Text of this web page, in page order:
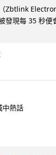
Zbtlink
發現每 35 秒便
中熱話